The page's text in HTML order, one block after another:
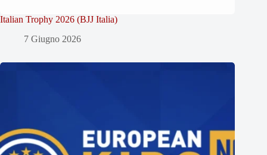
Italian Trophy 2026 (BJJ Italia)
7 Giugno 2026